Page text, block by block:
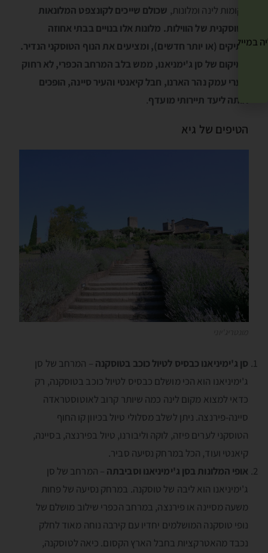
מקומות לינה ומלונות, שכולם שייכים לקונצפט המלונאות
הטוסקנית של הווילות. מלונות אלו בנויים בבתי אחוזה
עתיקים (או יותר חדשים), ומציעים את הנוף הטוסקני הנדיר.
המיקום של סן ג'ימניאנו, ממש בלב המרחב הכפרי, לא רחוק
מערי עמק נהר הארנו, חבל קיאנטי והעיר סיינה, הופכים
אותה ליעד תיירותי מועדף.
הטיפים של גיא
סן ג'ימיניאנו כבסיס לטיול כוכב בטוסקנה – המרחב של סן
ג'ימיניאנו הוא הכי מושלם כבסיס לטיול כוכב בטוסקנה, רק
כדאי למצוא מקום לינה כמה שיותר קרוב לאוטוסטראדה
סיינה-פירנצה. ניתן לשלב מסלולי טיול בכיוון קו החוף
הטוסקני לערים פיזה, לוקה וליבורנו, טיול בפירנצה, בסיינה,
קיאנטי ועוד, הכל במרחק נסיעה סביר.
אופי המלונות בסן ג'ימיניאנו וסביבתה – המרחב של סן
ג'ימיניאנו הוא ליבה של טוסקנה. במרחק נסיעה של פחות
משעה מסיינה או פירנצה, במרחב הכפרי שילוב מושלם של
נופי טוסקנה המושלמים יחדיו עם קירבה נוחה מאוד לחלק
נכבד מהאטרקציות בחבל הארץ הקסום. כיאה לטוסקנה,
במייל שלך! »